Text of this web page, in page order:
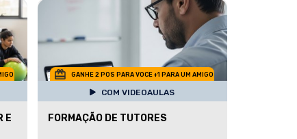
E
GANHE 2 POS PARA VOCE +1 PARA UM AMIGO
COM VIDEOAULAS
FORMAÇÃO DE TUTORES